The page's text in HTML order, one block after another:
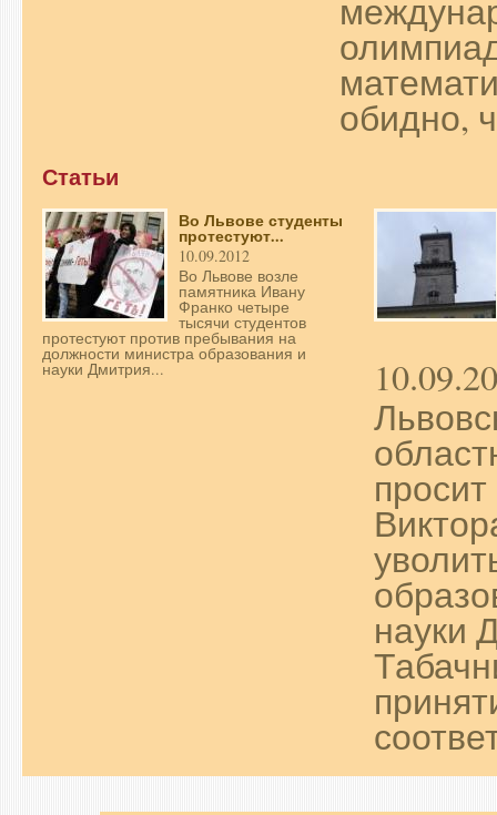
обидно,
Статьи
Во Львове студенты
протестуют...
10.09.2012
Во Львове возле
памятника Ивану
Франко четыре
тысячи студентов
протестуют против пребывания на
должности министра образования и
науки Дмитрия...
науки